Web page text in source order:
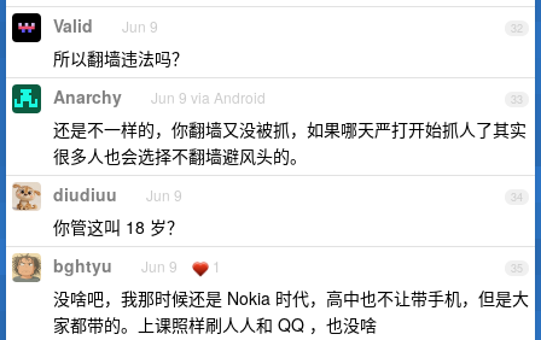
32
Valid Jun 9
所以翻墙违法吗？
33
Anarchy Jun 9 via Android
还是不一样的，你翻墙又没被抓，如果哪天严打开始抓人了其实
很多人也会选择不翻墙避风头的。
34
diudiuu Jun 9
你管这叫 18 岁？
35
bghtyu Jun 9 1
没啥吧，我那时候还是 Nokia 时代，高中也不让带手机，但是大
家都带的。上课照样刷人人和 QQ ，也没啥